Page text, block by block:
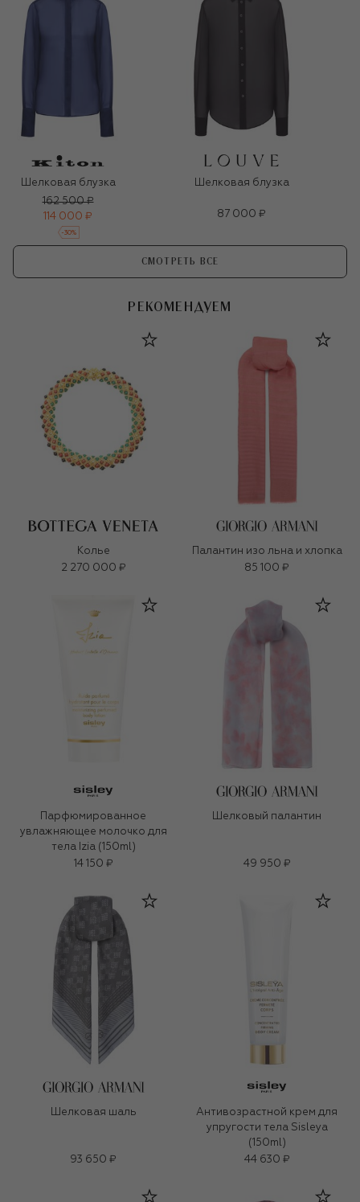
Шелковая блузка
162 500 ₽
114 000 ₽
-30%
Шелковая блузка
87 000 ₽
СМОТРЕТЬ ВСЕ
РЕКОМЕНДУЕМ
Колье
2 270 000 ₽
Палантин изо льна и хлопка
85 100 ₽
Парфюмированное
увлажняющее молочко для
тела Izia (150ml)
14 150 ₽
Шелковый палантин
49 950 ₽
Шелковая шаль
93 650 ₽
Антивозрастной крем для
упругости тела Sisleya
(150ml)
44 630 ₽